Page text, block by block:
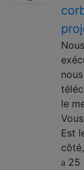
le
Est
25